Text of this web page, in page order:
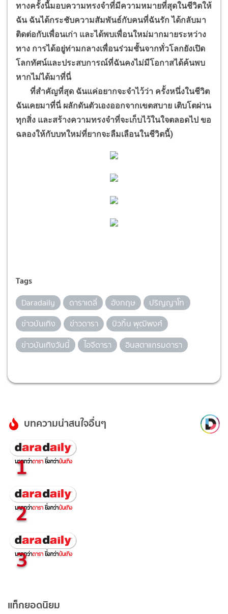
ทางครั้งนี้มอบความทรงจำที่มีความหมายที่สุดในชีวิตให้
ฉัน ฉันได้กระชับความสัมพันธ์กับคนที่ฉันรัก ได้กลับมา
ติดต่อกับเพื่อนเก่า และได้พบเพื่อนใหม่มากมายระหว่าง
ทาง การได้อยู่ท่ามกลางเพื่อนร่วมชั้นจากทั่วโลกยังเปิด
โลกทัศน์และประสบการณ์ที่ฉันคงไม่มีโอกาสได้ค้นพบ
หากไม่ได้มาที่นี่
ที่สำคัญที่สุด ฉันแค่อยากจะจำไว้ว่า ครั้งหนึ่งในชีวิต
ฉันเคยมาที่นี่ ผลักดันตัวเองออกจากเขตสบาย เติบโตผ่าน
ทุกสิ่ง และสร้างความทรงจำที่จะเก็บไว้ในใจตลอดไป ขอ
ฉลองให้กับบทใหม่ที่ยากจะลืมเลือนในชีวิตนี้)
Tags
Daradaily ดาราเดลี่ อังกฤษ
ปริญญาโท
ข่าวบันเทิง
ข่าวดารา
บิวกิ้น พุฒิพงศ์
ข่าวบันเทิงวันนี้
ไอจีดารา อินสตาแกรมดารา
บทความน่าสนใจอื่นๆ
1
2
3
แท็กยอดนิยม